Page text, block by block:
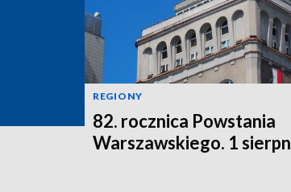
REGIONY
82. rocznica Powstania
Warszawskiego. 1